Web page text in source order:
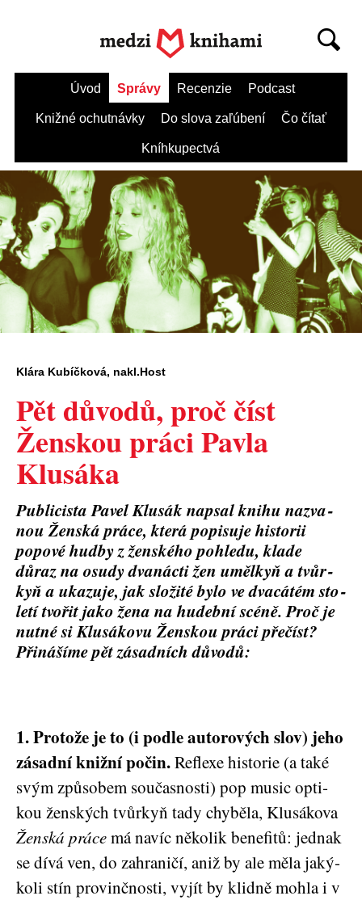
Úvod Správy Recenzie Podcast
Knižné ochutnávky Do slova zaľúbení Čo čítať
Kníhkupectvá
Klára Kubíčková, nakl.Host
Pět důvodů, proč číst
Ženskou práci Pavla
Klusáka
Pub­li­cis­ta Pavel Klu­sák napsal kni­hu nazva­
nou Žen­ská prá­ce, kte­rá popi­su­je his­to­rii
popo­vé hud­by z žen­ské­ho pohle­du, kla­de
důraz na osu­dy dva­nác­ti žen uměl­kyň a tvůr­
kyň a uka­zu­je, jak slo­ži­té bylo ve dva­cá­tém sto­
le­tí tvo­řit jako žena na hudeb­ní scé­ně. Proč je
nut­né si Klu­sá­ko­vu Žen­skou prá­ci pře­číst?
Při­ná­ší­me pět zásad­ních důvodů:
1. Pro­to­že je to (i pod­le auto­ro­vých slov) jeho
zásad­ní kniž­ní počin.Reflexe his­to­rie (a také
svým způ­so­bem sou­čas­nos­ti) pop music opti­
kou žen­ských tvůr­kyň tady chy­bě­la, Klu­sá­ko­va
Žen­ská prá­cemá navíc něko­lik bene­fi­tů: jed­nak
se dívá ven, do zahra­ni­čí, aniž by ale měla jaký­
ko­li stín pro­vinč­nos­ti, vyjít by klid­ně moh­la i v